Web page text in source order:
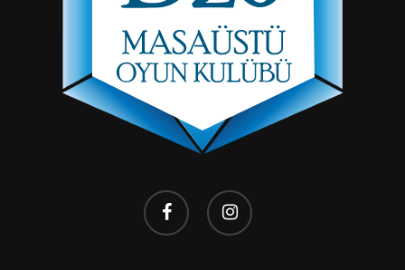
facebook instagram